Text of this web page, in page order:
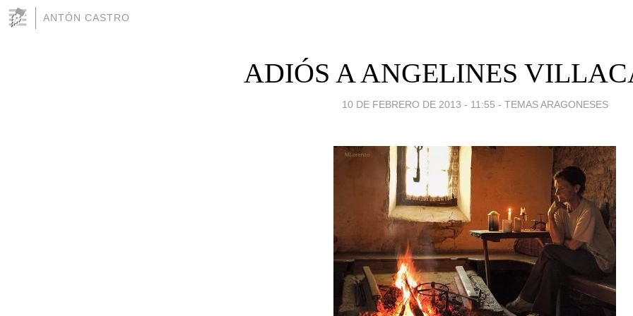
ANTÓN CASTRO
ADIÓS A ANGELINES
10 DE FEBRERO DE 2013 - 11:55 - TEMAS ARAGONESES